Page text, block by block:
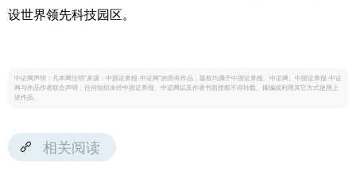
设世界领先科技园区。
中证网声明：凡本网注明“来源：中国证券报·中证网”的所有作品，版权均属于中国证券报、中证网。中国证券报·中证
网与作品作者联合声明，任何组织未经中国证券报、中证网以及作者书面授权不得转载、摘编或利用其它方式使用上
述作品。
相关阅读